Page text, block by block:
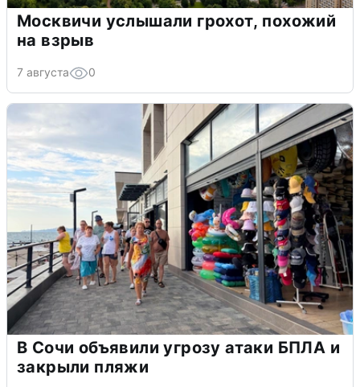
Москвичи услышали грохот, похожий
на взрыв
7 августа 0
В Сочи объявили угрозу атаки БПЛА и
закрыли пляжи